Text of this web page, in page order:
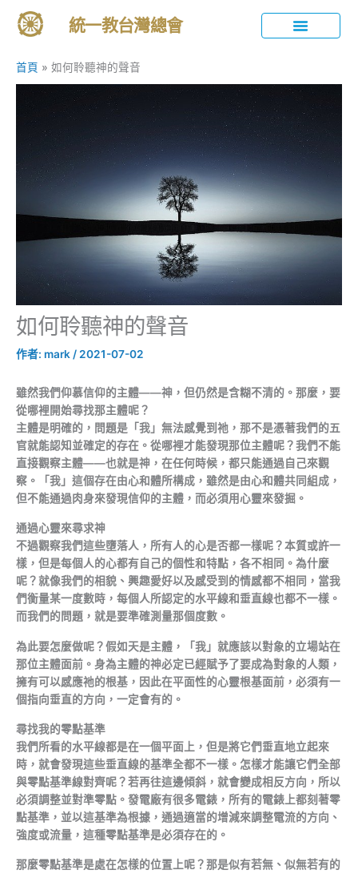
統一教台灣總會
首頁 如何聆聽神的聲音
如何聆聽神的聲音
作者: mark / 2021-07-02
雖然我們仰慕信仰的主體——神，但仍然是含糊不清的。那麼，要
從哪裡開始尋找那主體呢？
主體是明確的，問題是「我」無法感覺到祂，那不是憑著我們的五
官就能認知並確定的存在。從哪裡才能發現那位主體呢？我們不能
直接觀察主體——也就是神，在任何時候，都只能通過自己來觀
察。「我」這個存在由心和體所構成，雖然是由心和體共同組成，
但不能通過肉身來發現信仰的主體，而必須用心靈來發掘。
通過心靈來尋求神
不過觀察我們這些墮落人，所有人的心是否都一樣呢？本質或許一
樣，但是每個人的心都有自己的個性和特點，各不相同。為什麼
呢？就像我們的相貌、興趣愛好以及感受到的情感都不相同，當我
們衡量某一度數時，每個人所認定的水平線和垂直線也都不一樣。
而我們的問題，就是要準確測量那個度數。
為此要怎麼做呢？假如天是主體，「我」就應該以對象的立場站在
那位主體面前。身為主體的神必定已經賦予了要成為對象的人類，
擁有可以感應祂的根基，因此在平面性的心靈根基面前，必須有一
個指向垂直的方向，一定會有的。
尋找我的零點基準
我們所看的水平線都是在一個平面上，但是將它們垂直地立起來
時，就會發現這些垂直線的基準全都不一樣。怎樣才能讓它們全部
與零點基準線對齊呢？若再往這邊傾斜，就會變成相反方向，所以
必須調整並對準零點。發電廠有很多電錶，所有的電錶上都刻著零
點基準，並以這基準為根據，通過適當的增減來調整電流的方向、
強度或流量，這種零點基準是必須存在的。
那麼零點基準是處在怎樣的位置上呢？那是似有若無、似無若有的